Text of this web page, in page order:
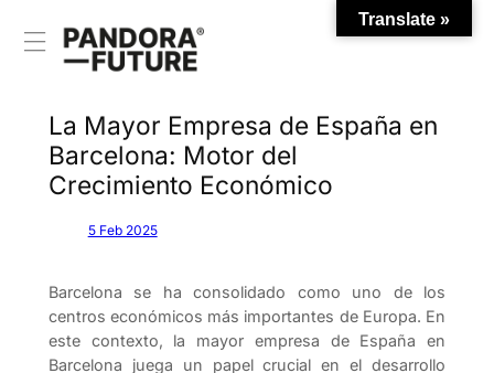
La Mayor Empresa de España en
Barcelona: Motor del
Crecimiento Económico
5 Feb 2025
Barcelona se ha consolidado como uno de los
centros económicos más importantes de Europa. En
este contexto, la mayor empresa de España en
Barcelona juega un papel crucial en el desarrollo
Translate »